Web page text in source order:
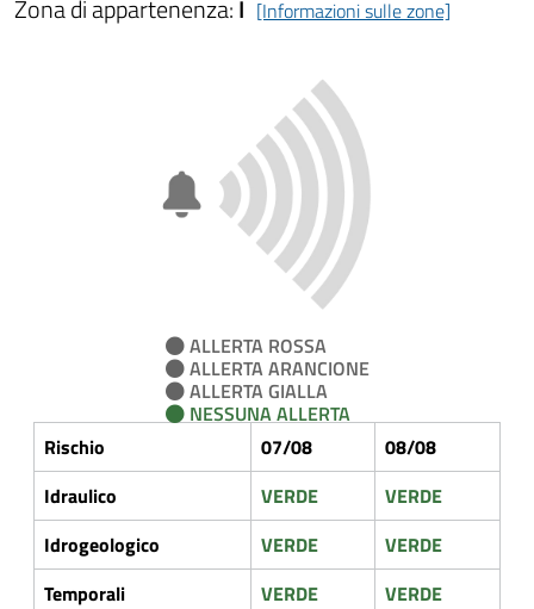
Zona di appartenenza:I [Informazioni sulle zone]
ALLERTA ROSSA
ALLERTA ARANCIONE
ALLERTA GIALLA
NESSUNA ALLERTA
Rischio
07/08
08/08
Idraulico
VERDE
VERDE
Idrogeologico
VERDE
VERDE
Temporali
VERDE
VERDE